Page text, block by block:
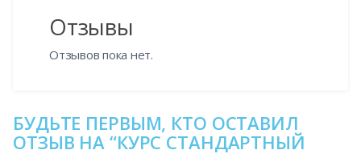
Отзывы
Отзывов пока нет.
БУДЬТЕ ПЕРВЫМ, КТО ОСТАВИЛ
ОТЗЫВ НА “КУРС СТАНДАРТНЫЙ